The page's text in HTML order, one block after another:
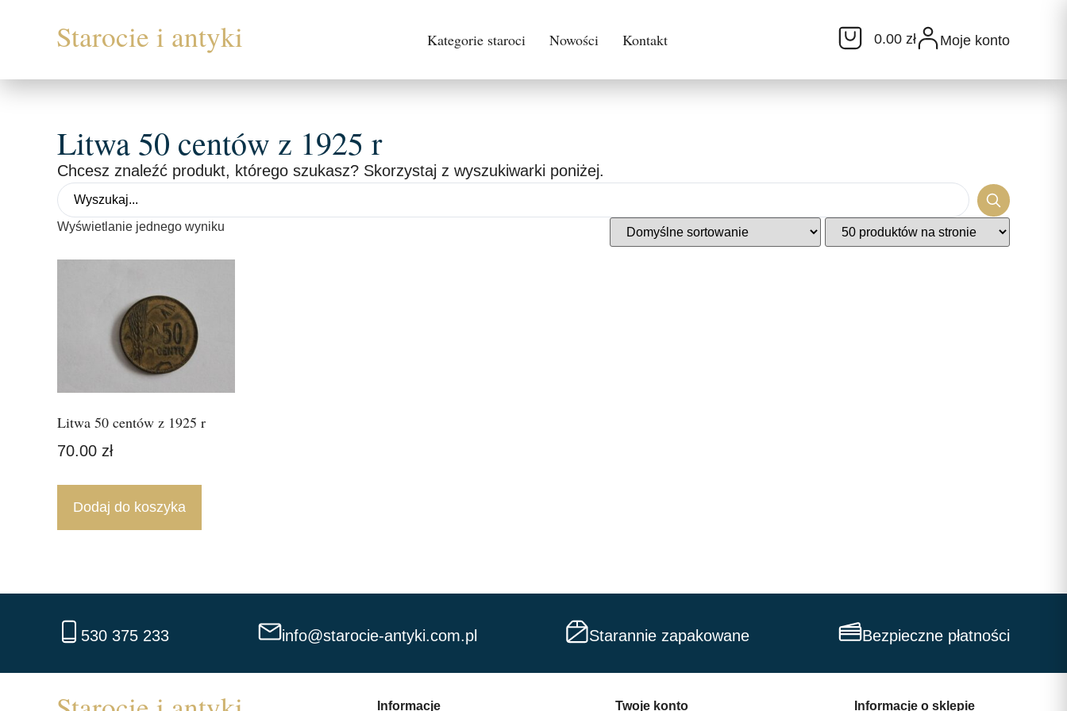
Kategorie staroci Nowości Kontakt 0.00 zł Moje konto
Litwa 50 centów z 1925 r
Chcesz znaleźć produkt, którego szukasz? Skorzystaj z wyszukiwarki poniżej.
Wyświetlanie jednego wyniku
Litwa 50 centów z 1925 r
70.00 zł
Dodaj do koszyka
530 375 233 info@starocie-antyki.com.pl Starannie zapakowane Bezpieczne płatności
Informacje Twoje konto Informacje o sklepie